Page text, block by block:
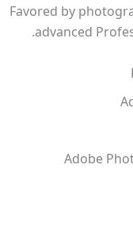
Favored by
advanced
Adobe